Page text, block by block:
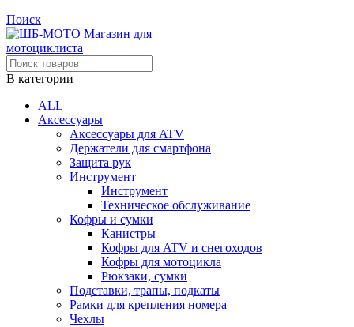
Поиск
В категории
ALL
Аксессуары
Аксессуары для ATV
Держатели для смартфона
Защита рук
Инструмент
Инструмент
Техническое обслуживание
Кофры и сумки
Канистры
Кофры для ATV и снегоходов
Кофры для мотоцикла
Рюкзаки, сумки
Подставки, трапы, подкаты
Рамки для крепления номера
Чехлы